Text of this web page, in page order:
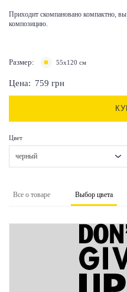
Приходит скомпановано компактно,
композицию.
Размер: 55х120 см
Цена: 759 грн
Цвет
черный
Все о товаре Выбор цвета